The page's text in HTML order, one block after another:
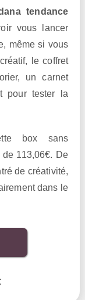
tendance
vous lancer
même si vous
le coffret
un carnet
pour tester la
box sans
113,06€. De
de créativité,
dans le